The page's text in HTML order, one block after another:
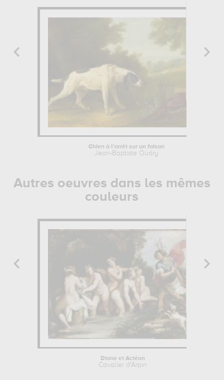
Chien à l'arrêt sur un faisan
Jean-Baptiste Oudry
Autres oeuvres dans les mêmes
couleurs
Diane et Actéon
Cavalier d'Arpin